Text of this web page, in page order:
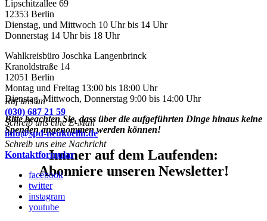
Lipschitzallee 69
12353 Berlin
Dienstag, und Mittwoch 10 Uhr bis 14 Uhr
Donnerstag 14 Uhr bis 18 Uhr
Wahlkreisbüro Joschka Langenbrinck
Kranoldstraße 14
12051 Berlin
Montag und Freitag 13:00 bis 18:00 Uhr
Dienstag, Mittwoch, Donnerstag 9:00 bis 14:00 Uhr
Bitte beachten Sie, dass über die aufgeführten Dinge hinaus keine
Spenden angenommen werden können!
Immer auf dem Laufenden:
Abonniere unseren Newsletter!
Ruf uns an
(030) 687 21 59
Schreib uns eine E-Mail
info@spd-neukoelln.de
Schreib uns eine Nachricht
Kontaktformular
facebook
twitter
instagram
youtube